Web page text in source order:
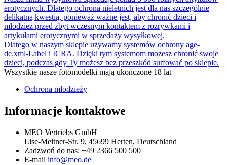
erotycznych. Dlatego ochrona nieletnich jest dla nas szczególnie
delikatną kwestią, ponieważ ważne jest, aby chronić dzieci i
młodzież przed zbyt wczesnym kontaktem z rozrywkami i
artykułami erotycznymi w sprzedaży wysyłkowej.
Dlatego w naszym sklepie używamy systemów ochrony age-
de.xml-Label i ICRA. Dzięki tym systemom możesz chronić swoje
dzieci, podczas gdy Ty możesz bez przeszkód surfować po sklepie.
Wszystkie nasze fotomodelki mają ukończone 18 lat
Ochrona młodzieży
Informacje kontaktowe
MEO Vertriebs GmbH
Lise-Meitner-Str. 9, 45699 Herten, Deutschland
Zadzwoń do nas: +49 2366 500 500
E-mail info@meo.de